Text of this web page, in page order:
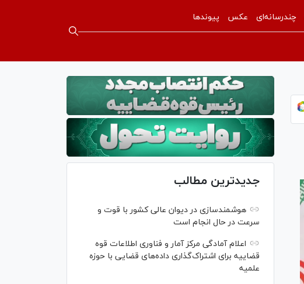
چندرسانه‌ای عکس پیوندها
جدیدترین مطالب
هوشمندسازی در دیوان عالی کشور با قوت و
سرعت در حال انجام است
اعلام آمادگی مرکز آمار و فناوری اطلاعات قوه
قضاییه برای اشتراک‌گذاری داده‌های قضایی با حوزه
علمیه